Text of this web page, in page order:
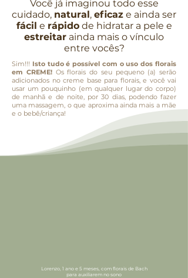
Você já imaginou todo esse
cuidado, natural, eficaz e ainda ser
fácil e rápidode hidratar a pele e
estreitar ainda mais o vínculo
entre vocês?
Sim!!! Isto tudo é possível com o uso dos florais
em CREME! Os florais do seu pequeno (a) serão
adicionados no creme base para florais, e você vai
usar um pouquinho (em qualquer lugar do corpo)
de manhã e de noite, por 30 dias, podendo fazer
uma massagem, o que aproxima ainda mais a mãe
e o bebê/criança!
Lorenzo, 1 ano e 5 meses, com florais de Bach
para auxiliarem no sono